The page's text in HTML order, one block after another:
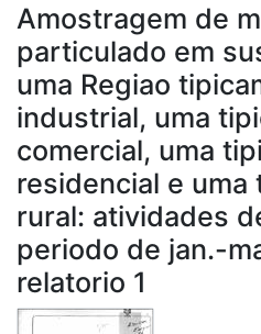
Repositório
Doações/Aquisições
Fale Conosco
Amostragem de
particulado em
uma Regiao
industrial, uma
comercial, uma
residencial e uma
rural: atividades
periodo de jan.-
relatorio 1